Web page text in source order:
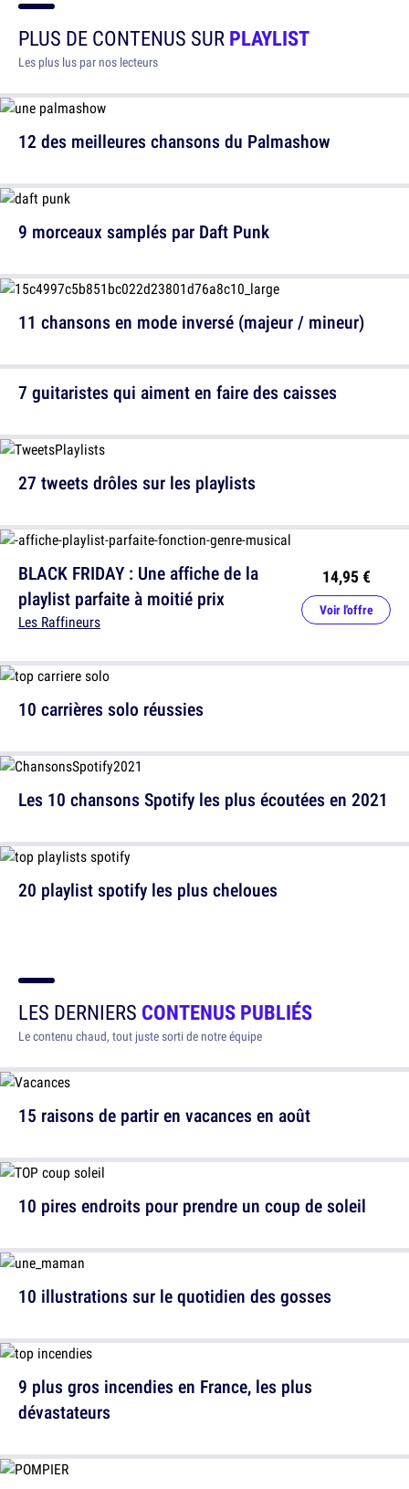
PLUS DE CONTENUS SURPLAYLIST
Les plus lus par nos lecteurs
12 des meilleures chansons du Palmashow
11 chansons en mode inversé (majeur / mineur)
27 tweets drôles sur les playlists
10 carrières solo réussies
20 playlist spotify les plus cheloues
9 morceaux samplés par Daft Punk
7 guitaristes qui aiment en faire des caisses
BLACK FRIDAY : Une affiche de la
playlist parfaite à moitié prix
Les Raffineurs
14,95 €
Voir l'offre
Les 10 chansons Spotify les plus écoutées en 2021
LES DERNIERS CONTENUS PUBLIÉS
Le contenu chaud, tout juste sorti de notre équipe
15 raisons de partir en vacances en août
10 illustrations sur le quotidien des gosses
10 pires endroits pour prendre un coup de soleil
9 plus gros incendies en France, les plus
dévastateurs